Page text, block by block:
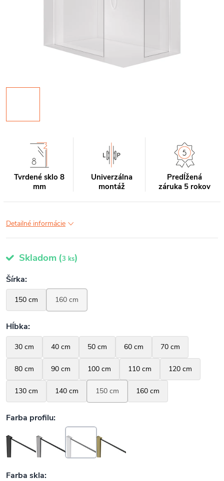
Tvrdené sklo 8
mm
Univerzálna
montáž
Predĺžená
záruka 5 rokov
Detailné informácie
Skladom (3 ks)